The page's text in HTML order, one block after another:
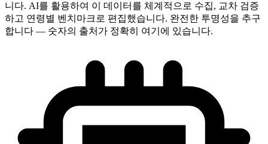
니다. AI를 활용하여 이 데이터를 체계적으로 수집, 교차 검증
하고 연령별 벤치마크로 편집했습니다. 완전한 투명성을 추구
합니다 — 숫자의 출처가 정확히 여기에 있습니다.